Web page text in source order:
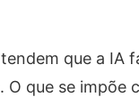
que a IA
O que se impõe